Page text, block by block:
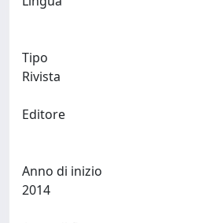
Tipo
Rivista
Editore
Anno di inizio